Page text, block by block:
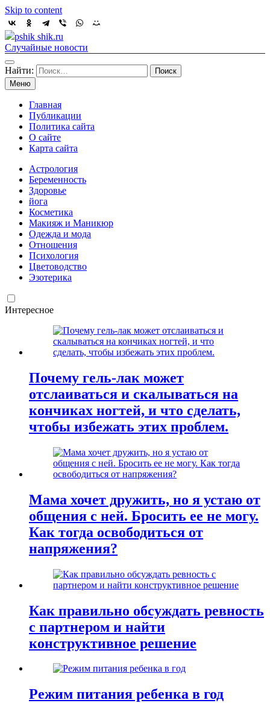
Skip to content
pshik shik.ru
Случайные новости
Найти:
Меню
Главная
Публикации
Политика сайта
О сайте
Карта сайта
Астрология
Беременность
Здоровье
йога
Косметика
Макияж и Маникюр
Одежда и мода
Отношения
Психология
Цветоводство
Эзотерика
Интересное
Почему гель-лак может
отслаиваться и скалываться на
кончиках ногтей, и что сделать,
чтобы избежать этих проблем.
Мама хочет дружить, но я устаю от
общения с ней. Бросить ее не могу.
Как тогда освободиться от
напряжения?
Как правильно обсуждать ревность
с партнером и найти
конструктивное решение
Режим питания ребенка в год